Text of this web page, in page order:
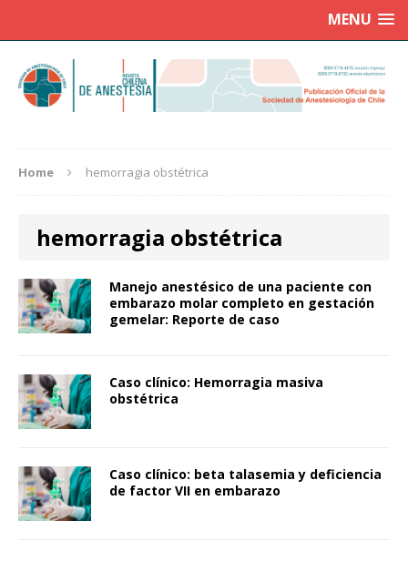
MENU
Home hemorragia obstétrica
hemorragia obstétrica
Manejo anestésico de una paciente con
embarazo molar completo en gestación
gemelar: Reporte de caso
Caso clínico: Hemorragia masiva
obstétrica
Caso clínico: beta talasemia y deficiencia
de factor VII en embarazo